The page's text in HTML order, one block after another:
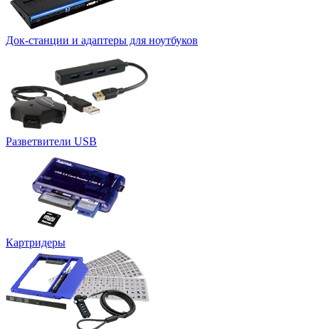
Док-станции и адаптеры для ноутбуков
Разветвители USB
Картридеры